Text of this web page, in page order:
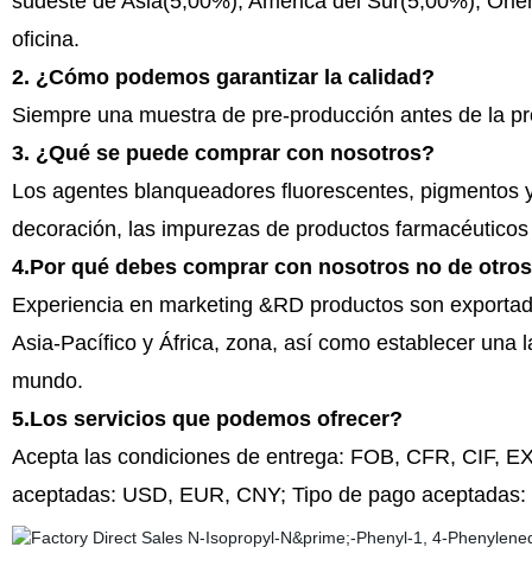
oficina.
2. ¿Cómo podemos garantizar la calidad?
Siempre una muestra de pre-producción antes de la
3. ¿Qué se puede comprar con nosotros?
Los agentes blanqueadores fluorescentes,
decoración, las impurezas de productos
4.Por qué debes comprar con nosotros no de
Experiencia en marketing &RD productos son
Asia-Pacífico y África, zona, así como establecer una
mundo.
5.Los servicios que podemos ofrecer?
Acepta las condiciones de entrega: FOB, CFR, CIF,
aceptadas: USD, EUR, CNY; Tipo de pago